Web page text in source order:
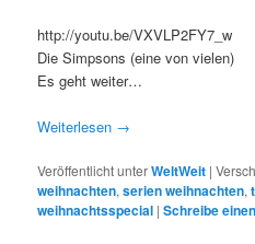
http://youtu.be/VXVLP2FY7_w
Die Simpsons (eine von vielen)
Es geht weiter…
Weiterlesen →
Veröffentlicht unterWeltWeit |
weihnachten,serien weihnachten,
weihnachtsspecial |Schreibe